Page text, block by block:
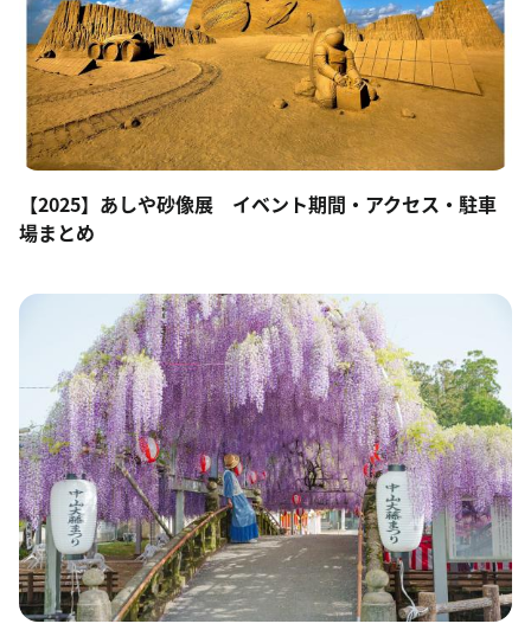
【2025】あしや砂像展 イベント期間・アクセス・駐車
場まとめ